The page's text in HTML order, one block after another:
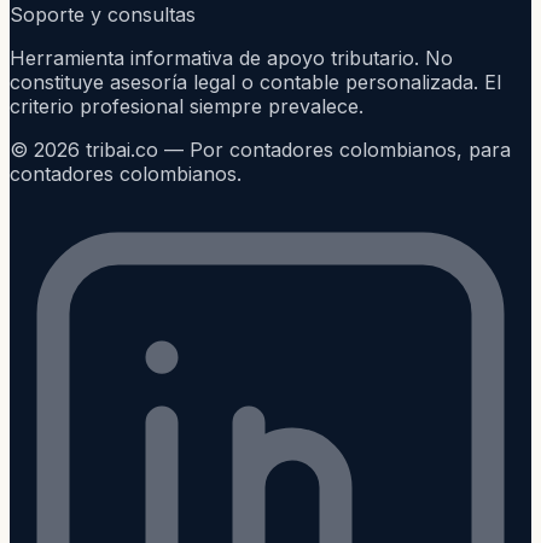
Soporte y consultas
Herramienta informativa de apoyo tributario. No
constituye asesoría legal o contable personalizada. El
criterio profesional siempre prevalece.
© 2026 tribai.co — Por contadores colombianos, para
contadores colombianos.